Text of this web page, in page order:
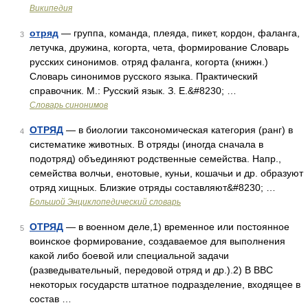
Википедия
3 отряд — группа, команда, плеяда, пикет, кордон, фаланга,
летучка, дружина, когорта, чета, формирование Словарь
русских синонимов. отряд фаланга, когорта (книжн.)
Словарь синонимов русского языка. Практический
справочник. М.: Русский язык. З. Е.&#8230; …
Словарь синонимов
4 ОТРЯД — в биологии таксономическая категория (ранг) в
систематике животных. В отряды (иногда сначала в
подотряд) объединяют родственные семейства. Напр.,
семейства волчьи, енотовые, куньи, кошачьи и др. образуют
отряд хищных. Близкие отряды составляют&#8230; …
Большой Энциклопедический словарь
5 ОТРЯД — в военном деле,1) временное или постоянное
воинское формирование, создаваемое для выполнения
какой либо боевой или специальной задачи
(разведывательный, передовой отряд и др.).2) В ВВС
некоторых государств штатное подразделение, входящее в
состав …